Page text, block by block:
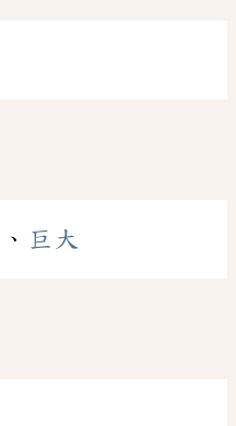
、 巨大